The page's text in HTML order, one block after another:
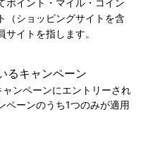
ポイント・マイル・コイン
（ショッピングサイトを含
イトを指します。
るキャンペーン
ンペーンにエントリーされ
ペーンのうち1つのみが適用